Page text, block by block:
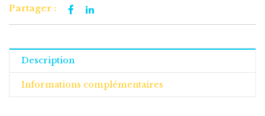
Partager :
Description
Informations complémentaires